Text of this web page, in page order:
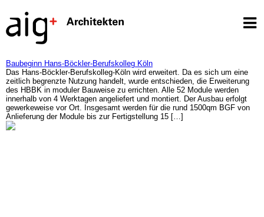
Baubeginn Hans-Böckler-Berufskolleg Köln
Das Hans-Böckler-Berufskolleg-Köln wird erweitert. Da es sich um eine
zeitlich begrenzte Nutzung handelt, wurde entschieden, die Erweiterung
des HBBK in moduler Bauweise zu errichten. Alle 52 Module werden
innerhalb von 4 Werktagen angeliefert und montiert. Der Ausbau erfolgt
gewerkeweise vor Ort. Insgesamt werden für die rund 1500qm BGF von
Anlieferung der Module bis zur Fertigstellung 15 […]